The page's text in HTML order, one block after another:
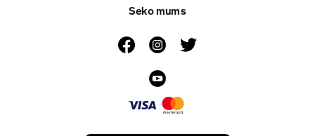
Seko mums